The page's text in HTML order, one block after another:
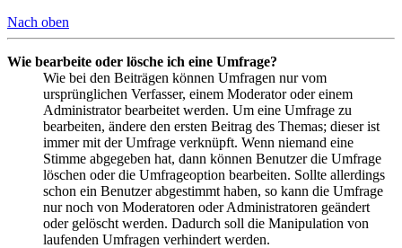
Nach oben
Wie bearbeite oder lösche ich eine Umfrage?
Wie bei den Beiträgen können Umfragen nur vom
ursprünglichen Verfasser, einem Moderator oder einem
Administrator bearbeitet werden. Um eine Umfrage zu
bearbeiten, ändere den ersten Beitrag des Themas; dieser ist
immer mit der Umfrage verknüpft. Wenn niemand eine
Stimme abgegeben hat, dann können Benutzer die Umfrage
löschen oder die Umfrageoption bearbeiten. Sollte allerdings
schon ein Benutzer abgestimmt haben, so kann die Umfrage
nur noch von Moderatoren oder Administratoren geändert
oder gelöscht werden. Dadurch soll die Manipulation von
laufenden Umfragen verhindert werden.